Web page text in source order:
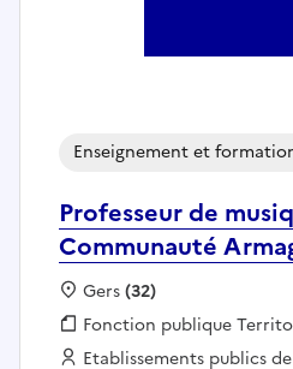
Professeur de
Communauté
Enseignement et
Localisation :
Gers(32)
Fonction publique :
Fonction publique
Employeur :
Etablissements publics